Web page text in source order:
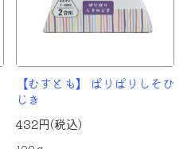
【むすとも】 ぱりぱりしそひ
じき
432円(税込)